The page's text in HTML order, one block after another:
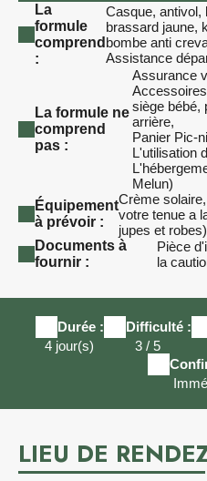
La
formule
comprend
:
Casque, antivol,
brassard jaune,
bombe anti
Assistance
La formule ne
comprend
pas :
Assurance
siège bébé,
arrière,
Panier Pic-
L'utilisation
Melun)
Équipement
à prévoir :
Crème
votre tenue a
jupes et
Documents à
fournir :
Pièce
la
Durée :
4 jour(s)
Difficulté :
3 / 5
LIEU DE